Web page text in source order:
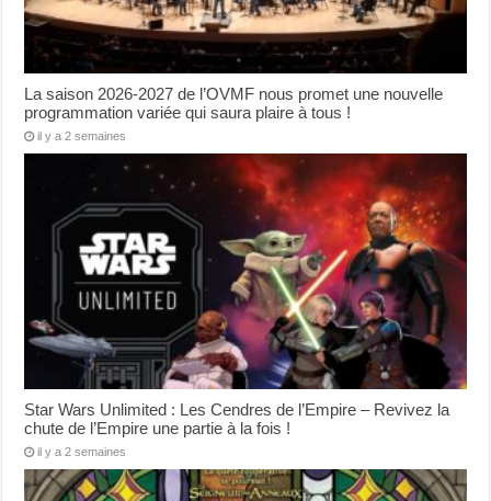
La saison 2026-2027 de l’OVMF nous promet une nouvelle
programmation variée qui saura plaire à tous !
il y a 2 semaines
Star Wars Unlimited : Les Cendres de l’Empire – Revivez la
chute de l’Empire une partie à la fois !
il y a 2 semaines